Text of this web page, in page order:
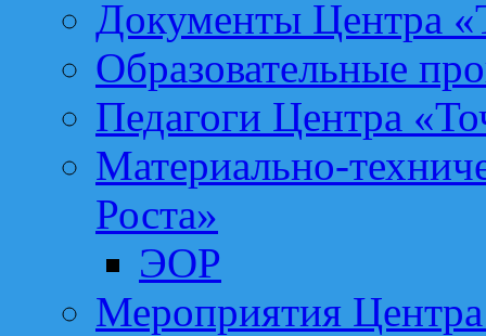
Документы Центра
Образовательные
Педагоги Центра
Материально-
Роста»
ЭОР
Мероприятия